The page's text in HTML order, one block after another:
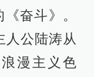
奋斗》。
人公陆涛从
漫主义色